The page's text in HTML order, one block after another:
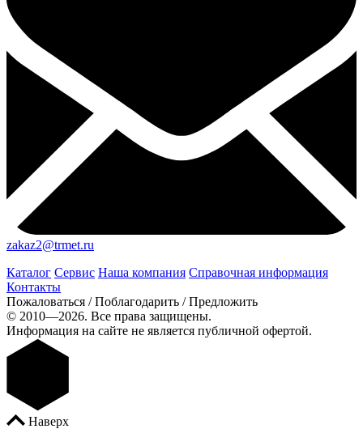
zakaz2@trmet.ru
Каталог Сервис Наша компания Справочная информация
Контакты
Пожаловаться / Поблагодарить / Предложить
© 2010—2026. Все права защищены.
Информация на сайте не является публичной офертой.
Наверх